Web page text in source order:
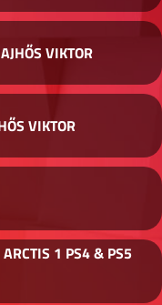
VIKTOR
VIKTOR
1 PS4 & PS5